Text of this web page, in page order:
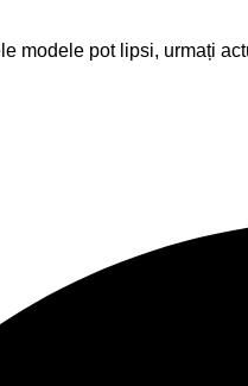
modele pot lipsi, urmați